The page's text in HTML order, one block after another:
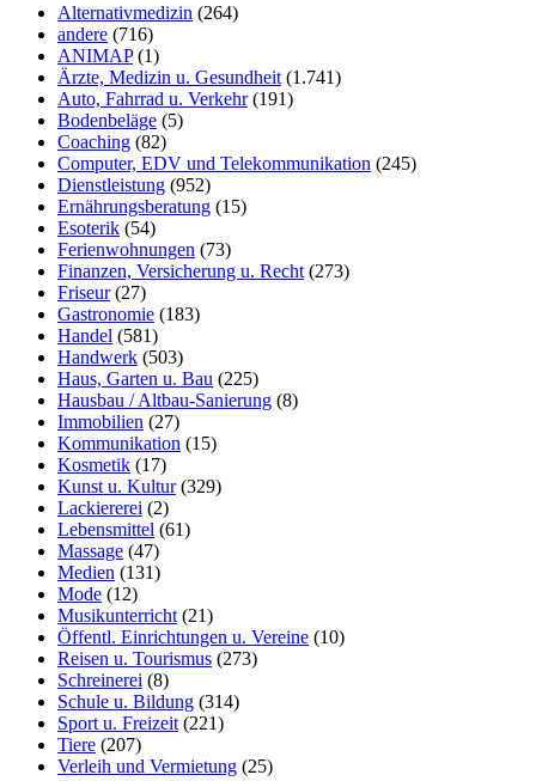
Alternativmedizin (264)
andere (716)
ANIMAP(1)
Ärzte, Medizin u. Gesundheit (1.741)
Auto, Fahrrad u. Verkehr(191)
Bodenbeläge (5)
Coaching (82)
Computer, EDV und Telekommunikation (245)
Dienstleistung (952)
Ernährungsberatung (15)
Esoterik (54)
Ferienwohnungen (73)
Finanzen, Versicherung u. Recht (273)
Friseur(27)
Gastronomie (183)
Handel (581)
Handwerk (503)
Haus, Garten u. Bau (225)
Hausbau / Altbau-Sanierung (8)
Immobilien (27)
Kommunikation (15)
Kosmetik (17)
Kunst u. Kultur(329)
Lackiererei (2)
Lebensmittel (61)
Massage (47)
Medien (131)
Mode (12)
Musikunterricht (21)
Öffentl. Einrichtungen u. Vereine (10)
Reisen u. Tourismus (273)
Schreinerei (8)
Schule u. Bildung (314)
Sport u. Freizeit (221)
Tiere (207)
Verleih und Vermietung (25)